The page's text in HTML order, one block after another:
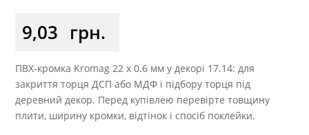
9,03 грн.
ПВХ-кромка Kromag 22 x 0.6 мм у декорі 17.14: для
закриття торця ДСП або МДФ і підбору торця під
деревний декор. Перед купівлею перевірте товщину
плити, ширину кромки, відтінок і спосіб поклейки.